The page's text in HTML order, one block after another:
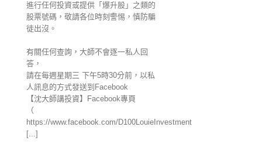
進行任何投資或提供「爆升股」之類的
股票號碼，敬請各位時刻警惕，慎防騙
徒出沒。
有關任何查詢，大師不會逐一私人回
答，
請在每週星期三 下午5時30分前，以私
人訊息的方式發送到Facebook
【沈大師講投資】Facebook專頁
（
https://www.facebook.com/D100LouieInvestment
[...]